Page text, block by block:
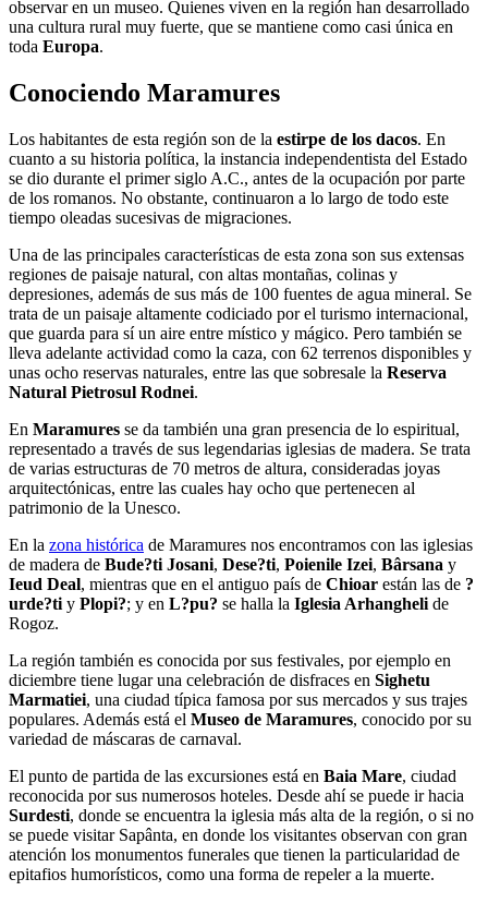
observar en un museo. Quienes viven en la región han desarrollado
una cultura rural muy fuerte, que se mantiene como casi única en
toda Europa.
Conociendo Maramures
Los habitantes de esta región son de la estirpe de los dacos. En
cuanto a su historia política, la instancia independentista del Estado
se dio durante el primer siglo A.C., antes de la ocupación por parte
de los romanos. No obstante, continuaron a lo largo de todo este
tiempo oleadas sucesivas de migraciones.
Una de las principales características de esta zona son sus extensas
regiones de paisaje natural, con altas montañas, colinas y
depresiones, además de sus más de 100 fuentes de agua mineral. Se
trata de un paisaje altamente codiciado por el turismo internacional,
que guarda para sí un aire entre místico y mágico. Pero también se
lleva adelante actividad como la caza, con 62 terrenos disponibles y
unas ocho reservas naturales, entre las que sobresale la Reserva
Natural Pietrosul Rodnei.
En Maramures se da también una gran presencia de lo espiritual,
representado a través de sus legendarias iglesias de madera. Se trata
de varias estructuras de 70 metros de altura, consideradas joyas
arquitectónicas, entre las cuales hay ocho que pertenecen al
patrimonio de la Unesco.
En la zona histórica de Maramures nos encontramos con las iglesias
de madera de Bude?ti Josani, Dese?ti, Poienile Izei, Bârsana y
Ieud Deal, mientras que en el antiguo país de Chioar están las de ?
urde?ti y Plopi?; y en L?pu? se halla la Iglesia Arhangheli de
Rogoz.
La región también es conocida por sus festivales, por ejemplo en
diciembre tiene lugar una celebración de disfraces en Sighetu
Marmatiei, una ciudad típica famosa por sus mercados y sus trajes
populares. Además está el Museo de Maramures, conocido por su
variedad de máscaras de carnaval.
El punto de partida de las excursiones está en Baia Mare, ciudad
reconocida por sus numerosos hoteles. Desde ahí se puede ir hacia
Surdesti, donde se encuentra la iglesia más alta de la región, o si no
se puede visitar Sapânta, en donde los visitantes observan con gran
atención los monumentos funerales que tienen la particularidad de
epitafios humorísticos, como una forma de repeler a la muerte.